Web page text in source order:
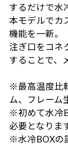
するだけで水
本モデルでカ
機能を一新。
注ぎ口をコネ
することで、
※最高温度比
ム、フレーム
※初めて水冷
必要となりま
※水冷BOXの